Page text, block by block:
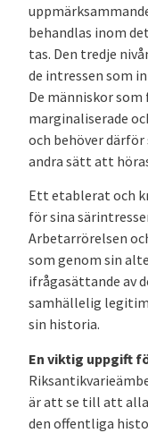
behandlas inom
tas. Den tredje
de intressen som
De människor
marginaliserade
och behöver
andra sätt att
Ett etablerat och
för sina
Arbetarrörelsen
som genom sin
ifrågasättande av
samhällelig
sin historia.
En viktig uppgift
är att se till att alla
den offentliga